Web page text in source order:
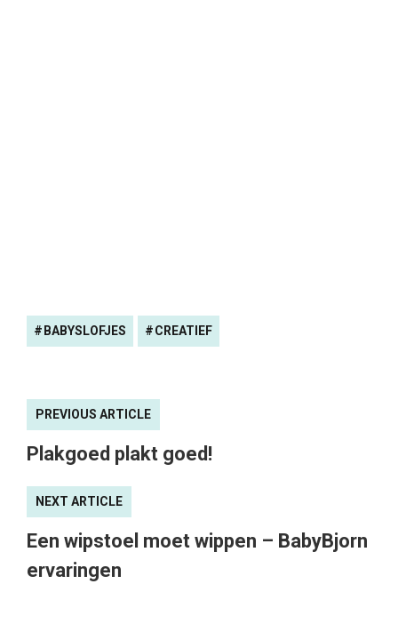
BABYSLOFJES CREATIEF
PREVIOUS ARTICLE
Plakgoed plakt goed!
NEXT ARTICLE
Een wipstoel moet wippen – BabyBjorn
ervaringen